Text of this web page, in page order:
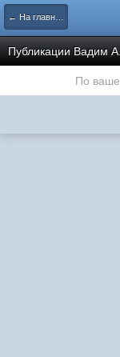
← На главную
Публикации Вадим А.
По